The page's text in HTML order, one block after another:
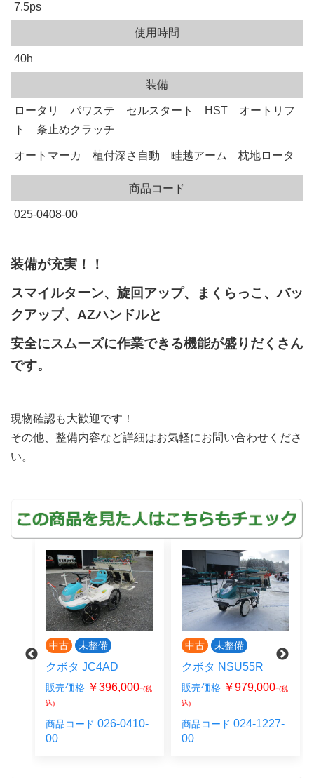
7.5ps
使用時間
40h
装備
ロータリ パワステ セルスタート HST オートリフ
ト 条止めクラッチ
オートマーカ 植付深さ自動 畦越アーム 枕地ロータ
商品コード
025-0408-00
装備が充実！！
スマイルターン、旋回アップ、まくらっこ、バッ
クアップ、AZハンドルと
安全にスムーズに作業できる機能が盛りだくさん
です。
現物確認も大歓迎です！
その他、整備内容など詳細はお気軽にお問い合わせくださ
い。
中古 未整備
クボタ JC4AD
販売価格 ￥396,000-(税
込)
商品コード 026-0410-
00
中古 未整備
クボタ NSU55R
販売価格 ￥979,000-(税
込)
商品コード 024-1227-
00